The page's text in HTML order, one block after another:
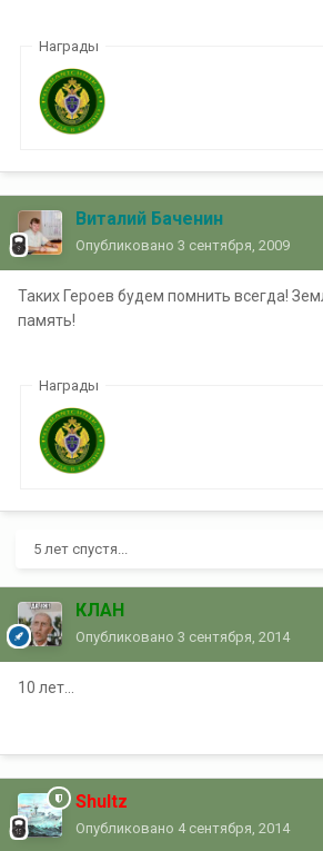
Награды
Виталий Баченин
Опубликовано 3 сентября, 2009
Таких Героев будем помнить всегда!
память!
Награды
5 лет спустя...
КЛАН
Опубликовано 3 сентября, 2014
10 лет...
Shultz
Опубликовано 4 сентября, 2014